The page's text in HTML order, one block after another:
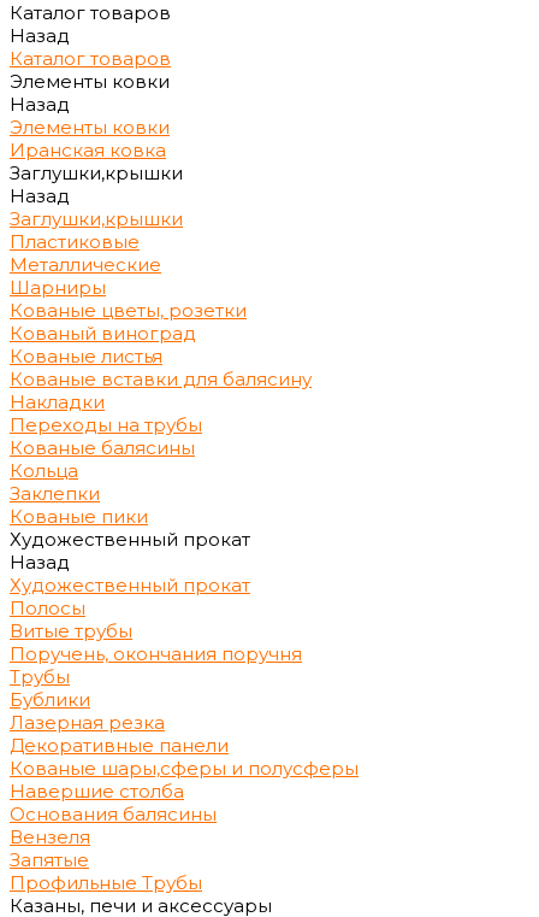
Каталог товаров
Назад
Каталог товаров
Элементы ковки
Назад
Элементы ковки
Иранская ковка
Заглушки,крышки
Назад
Заглушки,крышки
Пластиковые
Металлические
Шарниры
Кованые цветы, розетки
Кованый виноград
Кованые листья
Кованые вставки для балясину
Накладки
Переходы на трубы
Кованые балясины
Кольца
Заклепки
Кованые пики
Художественный прокат
Назад
Художественный прокат
Полосы
Витые трубы
Поручень, окончания поручня
Трубы
Бублики
Лазерная резка
Декоративные панели
Кованые шары,сферы и полусферы
Навершие столба
Основания балясины
Вензеля
Запятые
Профильные Трубы
Казаны, печи и аксессуары